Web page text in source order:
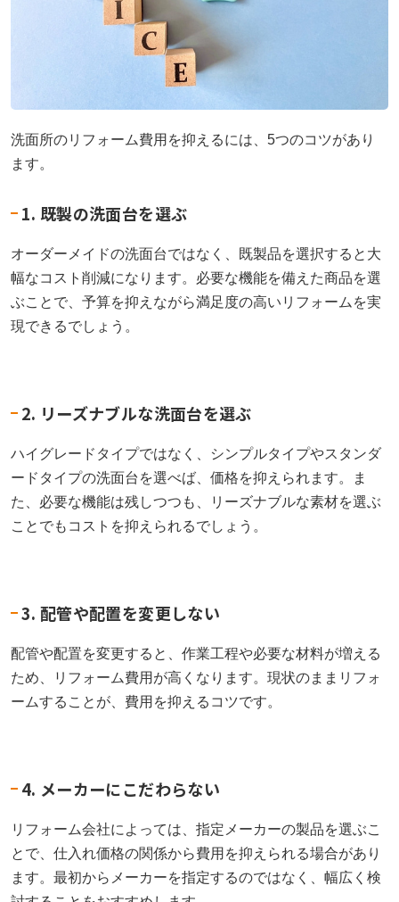
洗面所のリフォーム費用を抑えるには、5つのコツがあり
ます。
1. 既製の洗面台を選ぶ
オーダーメイドの洗面台ではなく、既製品を選択すると大
幅なコスト削減になります。必要な機能を備えた商品を選
ぶことで、予算を抑えながら満足度の高いリフォームを実
現できるでしょう。
2. リーズナブルな洗面台を選ぶ
ハイグレードタイプではなく、シンプルタイプやスタンダ
ードタイプの洗面台を選べば、価格を抑えられます。ま
た、必要な機能は残しつつも、リーズナブルな素材を選ぶ
ことでもコストを抑えられるでしょう。
3. 配管や配置を変更しない
配管や配置を変更すると、作業工程や必要な材料が増える
ため、リフォーム費用が高くなります。現状のままリフォ
ームすることが、費用を抑えるコツです。
4. メーカーにこだわらない
リフォーム会社によっては、指定メーカーの製品を選ぶこ
とで、仕入れ価格の関係から費用を抑えられる場合があり
ます。最初からメーカーを指定するのではなく、幅広く検